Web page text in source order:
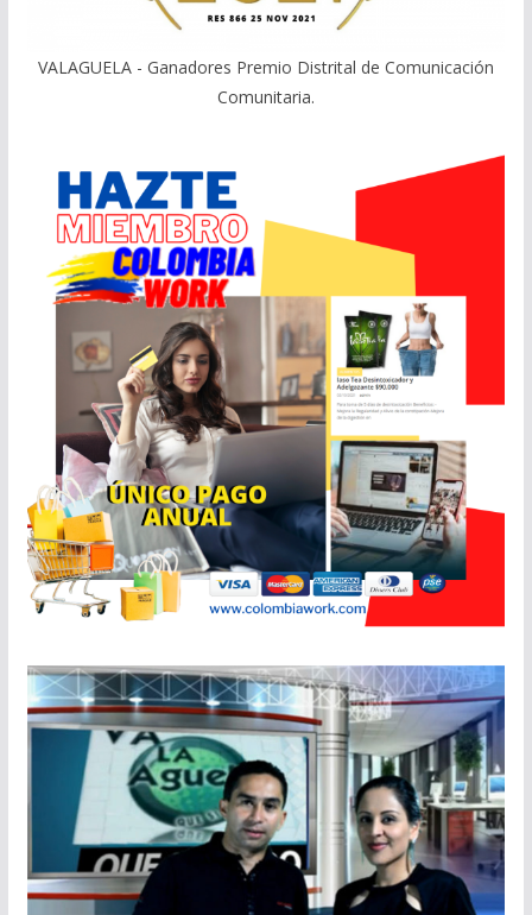
VALAGUELA - Ganadores Premio Distrital de Comunicación
Comunitaria.